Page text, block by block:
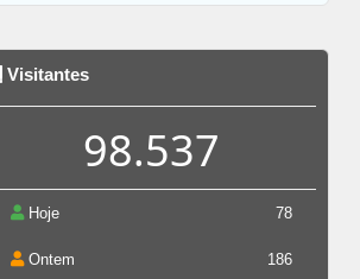
Visitantes
98.537
Hoje 78
Ontem 186